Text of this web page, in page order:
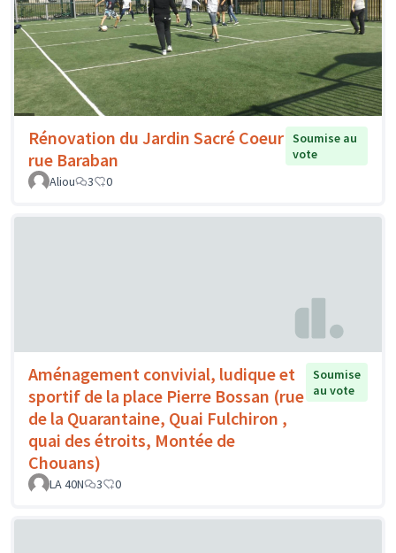
Rénovation du Jardin Sacré Coeur
rue Baraban
Soumise au
vote
Aliou
3 0
Aménagement convivial, ludique et
sportif de la place Pierre Bossan (rue
de la Quarantaine, Quai Fulchiron ,
quai des étroits, Montée de
Chouans)
Soumise
au vote
LA 40N 3 0